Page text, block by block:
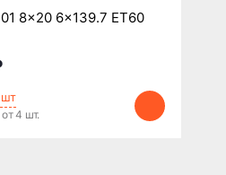
8x20 6x139.7 ET60
шт
4 шт.